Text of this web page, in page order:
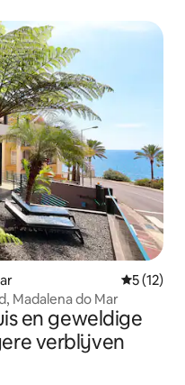
5 (12)
Madalena do Mar
en geweldige
verblijven